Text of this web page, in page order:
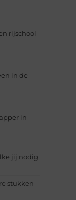
rijschool
in de
in
jij nodig
stukken